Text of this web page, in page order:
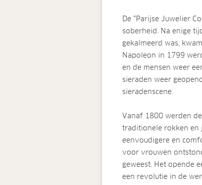
De “Parijse Juwelier
soberheid. Na enige
gekalmeerd was,
Napoleon in 1799
en de mensen weer
sieraden weer
sieradenscene.
Vanaf 1800 werden
traditionele rokken en
eenvoudigere en
voor vrouwen
geweest. Het opende
een revolutie in de